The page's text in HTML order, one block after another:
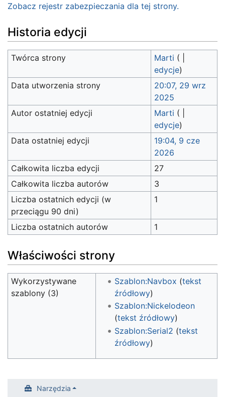
Zobacz rejestr zabezpieczania dla tej strony.
Historia edycji
Twórca strony Marti (
edycje)
Data utworzenia strony
20:07, 29 wrz
2025
Autor ostatniej edycji
Marti (
edycje)
Data ostatniej edycji
19:04, 9 cze
2026
Całkowita liczba edycji
27
Całkowita liczba autorów
3
Liczba ostatnich edycji (w
przeciągu 90 dni)
1
Liczba ostatnich autorów 1
Właściwości strony
Wykorzystywane
szablony (3)
Szablon:Navbox (tekst
źródłowy)
Szablon:Nickelodeon
(tekst źródłowy)
Szablon:Serial2 (tekst
źródłowy)
Narzędzia